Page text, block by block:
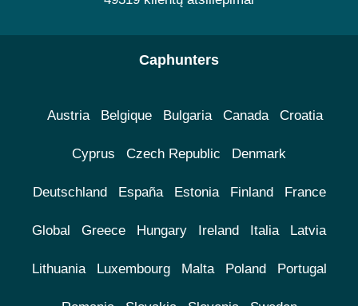
Caphunters
Austria Belgique Bulgaria Canada Croatia
Cyprus Czech Republic Denmark
Deutschland España Estonia Finland France
Global Greece Hungary Ireland Italia Latvia
Lithuania Luxembourg Malta Poland Portugal